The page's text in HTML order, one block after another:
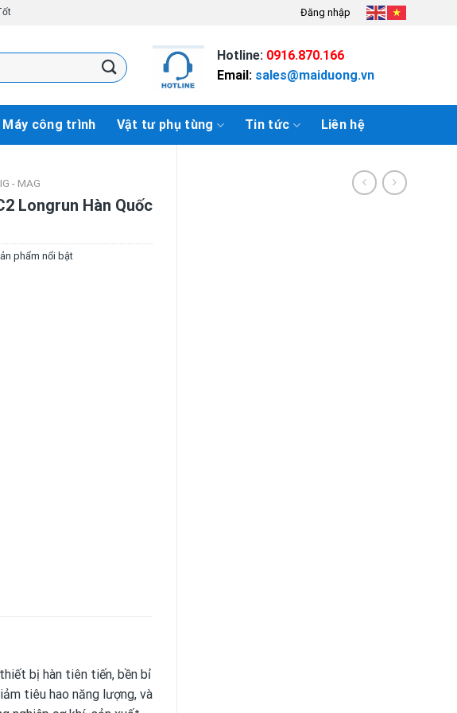
Đăng nhập
Hotline: 0916.870.166
Email: sales@maiduong.vn
Máy công trình Vật tư phụ tùng Tin tức Liên hệ
- MAG
Longrun Hàn Quốc
phẩm nổi bật
bị hàn tiên tiến, bền bỉ
tiêu hao năng lượng, và